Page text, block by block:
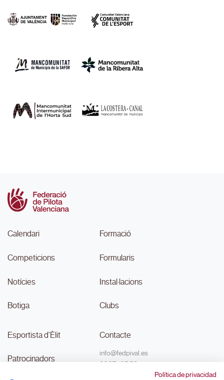
Política de privacidad
Calendari
Competicions
Notícies
Botiga
Formació
Formularis
Instal·lacions
Clubs
Esportista d'Èlit
Patrocinadors
Contacte
info@fedpival.es
96 374 95 58
C/Marqués de Sant Joan nº 32,